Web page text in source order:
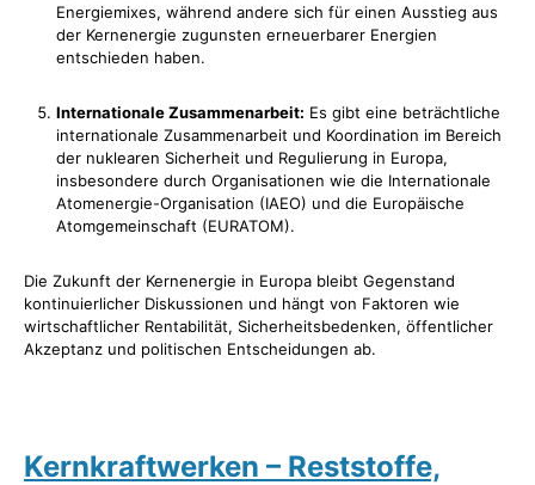
Energiemixes, während andere sich für einen Ausstieg aus
der Kernenergie zugunsten erneuerbarer Energien
entschieden haben.
Internationale Zusammenarbeit: Es gibt eine beträchtliche
internationale Zusammenarbeit und Koordination im Bereich
der nuklearen Sicherheit und Regulierung in Europa,
insbesondere durch Organisationen wie die Internationale
Atomenergie-Organisation (IAEO) und die Europäische
Atomgemeinschaft (EURATOM).
Die Zukunft der Kernenergie in Europa bleibt Gegenstand
kontinuierlicher Diskussionen und hängt von Faktoren wie
wirtschaftlicher Rentabilität, Sicherheitsbedenken, öffentlicher
Akzeptanz und politischen Entscheidungen ab.
Kernkraftwerken – Reststoffe,